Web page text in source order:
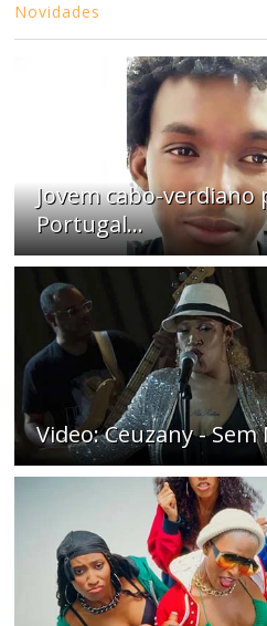
Novidades
Jovem cabo-verdiano
Portugal...
Video: Ceuzany -